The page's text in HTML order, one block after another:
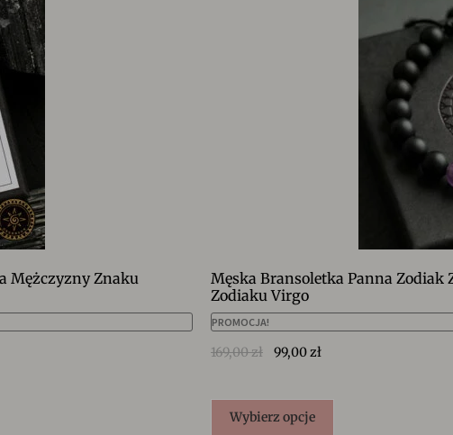
Mężczyzny Znaku
Męska Bransoletka Panna
Zodiaku Virgo
PROMOCJA!
169,00zł 99,00zł
Wybierz opcje